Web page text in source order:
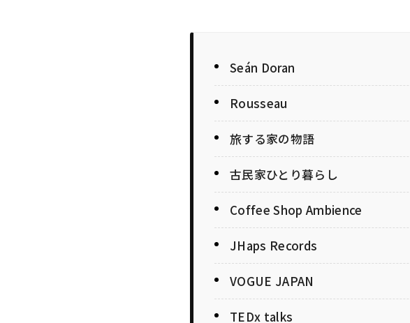
Seán Doran
Rousseau
旅する家の物語
古民家ひとり暮らし
Coffee Shop Ambience
JHaps Records
VOGUE JAPAN
TEDx talks